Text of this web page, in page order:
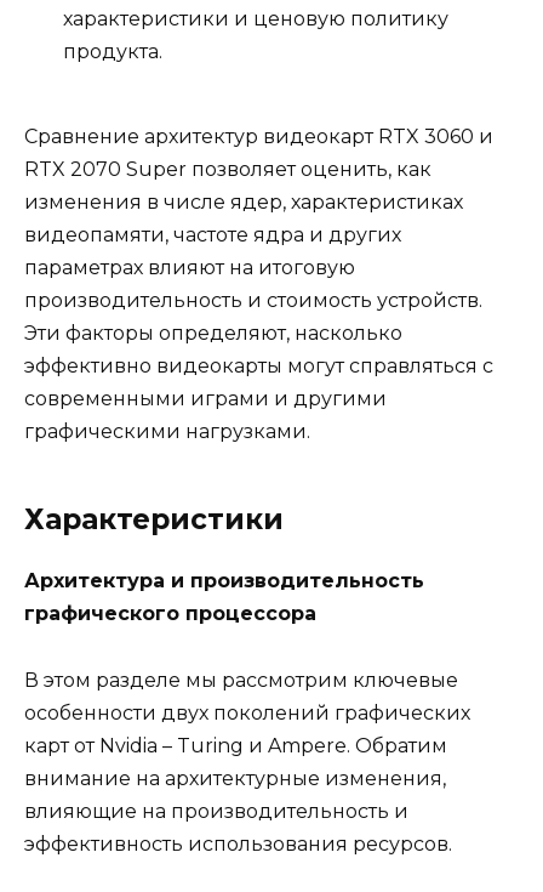
характеристики и ценовую политику
продукта.
Сравнение архитектур видеокарт RTX 3060 и
RTX 2070 Super позволяет оценить, как
изменения в числе ядер, характеристиках
видеопамяти, частоте ядра и других
параметрах влияют на итоговую
производительность и стоимость устройств.
Эти факторы определяют, насколько
эффективно видеокарты могут справляться с
современными играми и другими
графическими нагрузками.
Характеристики
Архитектура и производительность
графического процессора
В этом разделе мы рассмотрим ключевые
особенности двух поколений графических
карт от Nvidia – Turing и Ampere. Обратим
внимание на архитектурные изменения,
влияющие на производительность и
эффективность использования ресурсов.